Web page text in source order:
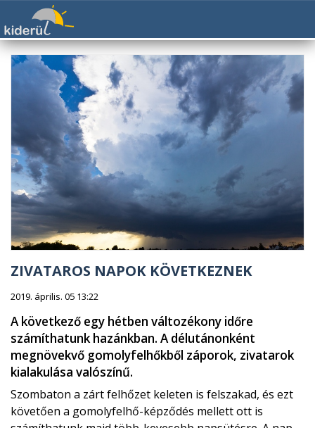
ZIVATAROS NAPOK KÖVETKEZNEK
2019. április. 05 13:22
A következő egy hétben változékony időre
számíthatunk hazánkban. A délutánonként
megnövekvő gomolyfelhőkből záporok, zivatarok
kialakulása valószínű.
Szombaton a zárt felhőzet keleten is felszakad, és ezt
követően a gomolyfelhő-képződés mellett ott is